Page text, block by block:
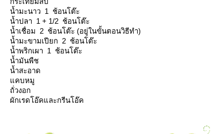
น้ำมะนาว 1 ช้อนโต๊ะ
น้ำปลา 1 + 1/2 ช้อนโต๊ะ
น้ำเชื่อม 2 ช้อนโต๊ะ (อยู่ในขั้นตอนวิธีทำ)
น้ำมะขามเปียก 2 ช้อนโต๊ะ
น้ำพริกเผา 1 ช้อนโต๊ะ
น้ำมันพืช
น้ำสะอาด
คบหมู
ถั่วงอก
ผักเรดโอ๊คและกรีนโอ๊ค